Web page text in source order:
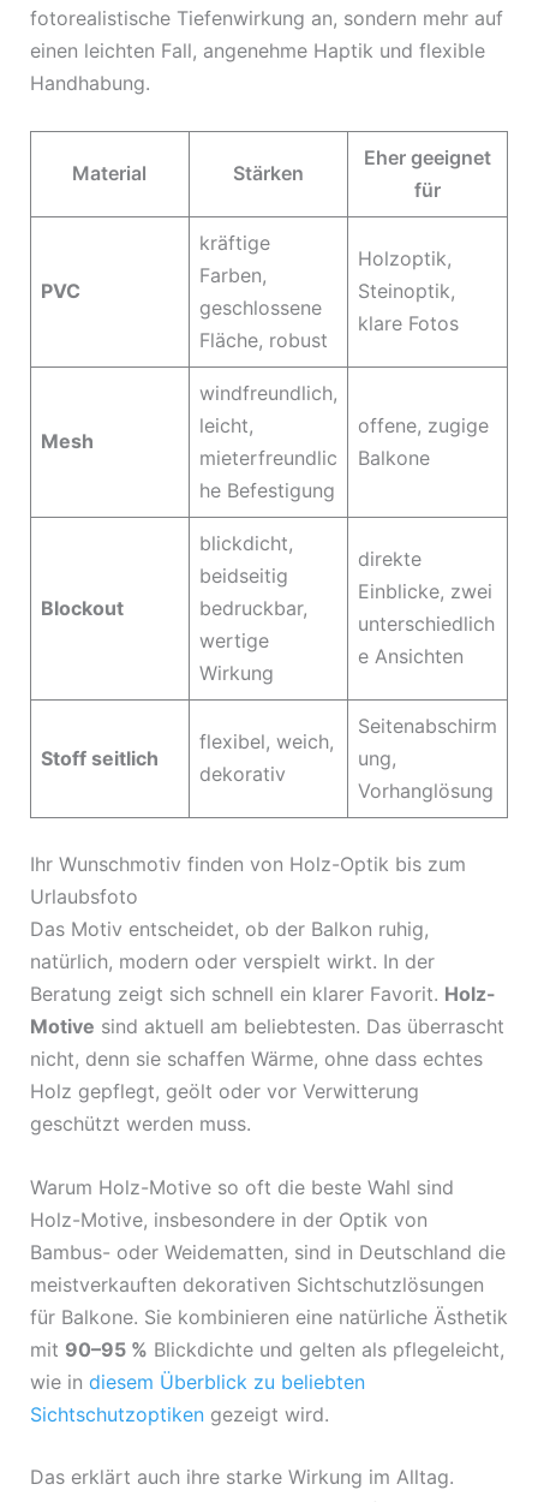
fotorealistische Tiefenwirkung an, sondern mehr auf
einen leichten Fall, angenehme Haptik und flexible
Handhabung.
Material Stärken
Eher geeignet
für
PVC
kräftige
Farben,
geschlossene
Fläche, robust
Holzoptik,
Steinoptik,
klare Fotos
Mesh
windfreundlich,
leicht,
mieterfreundlic
he Befestigung
offene, zugige
Balkone
Blockout
blickdicht,
beidseitig
bedruckbar,
wertige
Wirkung
direkte
Einblicke, zwei
unterschiedlich
e Ansichten
Stoff seitlich
flexibel, weich,
dekorativ
Seitenabschirm
ung,
Vorhanglösung
Ihr Wunschmotiv finden von Holz-Optik bis zum
Urlaubsfoto
Das Motiv entscheidet, ob der Balkon ruhig,
natürlich, modern oder verspielt wirkt. In der
Beratung zeigt sich schnell ein klarer Favorit. Holz-
Motive sind aktuell am beliebtesten. Das überrascht
nicht, denn sie schaffen Wärme, ohne dass echtes
Holz gepflegt, geölt oder vor Verwitterung
geschützt werden muss.
Warum Holz-Motive so oft die beste Wahl sind
Holz-Motive, insbesondere in der Optik von
Bambus- oder Weidematten, sind in Deutschland die
meistverkauften dekorativen Sichtschutzlösungen
für Balkone. Sie kombinieren eine natürliche Ästhetik
mit 90–95 % Blickdichte und gelten als pflegeleicht,
wie in diesem Überblick zu beliebten
Sichtschutzoptikengezeigt wird.
Das erklärt auch ihre starke Wirkung im Alltag.